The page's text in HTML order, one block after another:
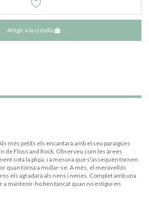
Afegir a la cistella
més petits els encantarà amb el seu paraigües
de Floss and Rock. Observeu com les àrees
sota la pluja, i a mesura que s'assequen tornen
quan torna a mullar-se. A més, el meravellós
els agradarà als nens i nenes. Complet amb una
a mantenir-ho ben tancat quan no estigui en